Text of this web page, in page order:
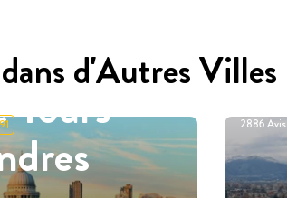
d'Autres Villes
Tours 2886Avis